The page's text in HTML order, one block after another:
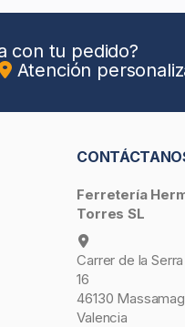
con tu pedido?
Atención
Ferretería
Torres SL
Carrer de la
16
46130
Valencia